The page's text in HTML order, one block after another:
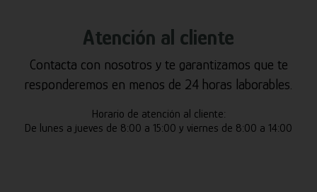
Atención al cliente
Contacta con nosotros y te garantizamos que te
responderemos en menos de 24 horas laborables.
Horario de atención al cliente:
De lunes a jueves de 8:00 a 15:00 y viernes de 8:00 a 14:00